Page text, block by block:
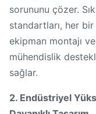
sorununu çözer.
standartları, her
ekipman montajı
mühendislik
sağlar.
2. Endüstriyel